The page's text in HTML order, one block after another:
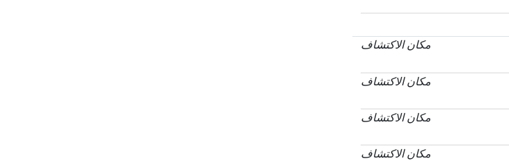
مكان الاكتشاف
مكان الاكتشاف
مكان الاكتشاف
مكان الاكتشاف